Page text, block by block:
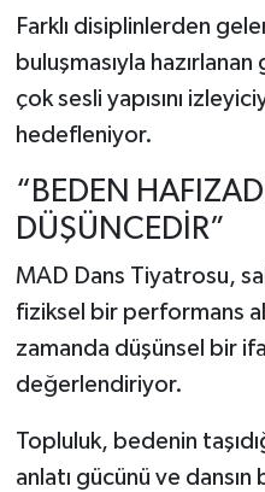
Farklı disiplinlerden
buluşmasıyla
çok sesli yapısını
hedefleniyor.
“BEDEN
DÜŞÜNCEDİR”
MAD Dans Tiyatrosu,
fiziksel bir performans
zamanda düşünsel bir
değerlendiriyor.
Topluluk, bedenin
anlatı gücünü ve